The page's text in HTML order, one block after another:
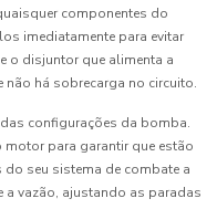
componentes do
imediatamente para evitar
o disjuntor que alimenta a
não há sobrecarga no circuito.
configurações da bomba.
motor para garantir que estão
seu sistema de combate a
a vazão, ajustando as paradas